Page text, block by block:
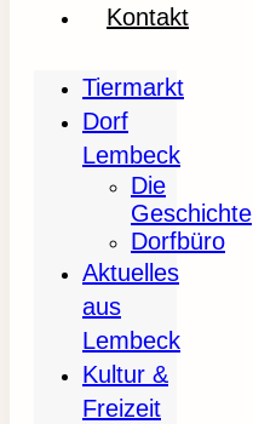
Kontakt
Tiermarkt
Dorf
Lembeck
Die
Geschichte
Dorfbüro
Aktuelles
aus
Lembeck
Kultur &
Freizeit